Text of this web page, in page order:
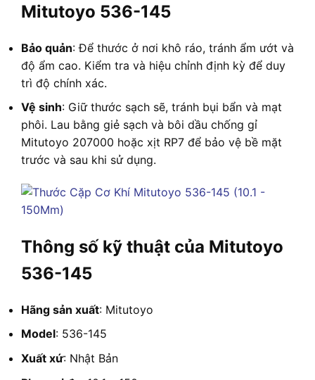
Mitutoyo 536-145
Bảo quản: Để thước ở nơi khô ráo, tránh ẩm ướt và
độ ẩm cao. Kiểm tra và hiệu chỉnh định kỳ để duy
trì độ chính xác.
Vệ sinh: Giữ thước sạch sẽ, tránh bụi bẩn và mạt
phôi. Lau bằng giẻ sạch và bôi dầu chống gỉ
Mitutoyo 207000 hoặc xịt RP7 để bảo vệ bề mặt
trước và sau khi sử dụng.
Thông số kỹ thuật của Mitutoyo
536-145
Hãng sản xuất: Mitutoyo
Model: 536-145
Xuất xứ: Nhật Bản